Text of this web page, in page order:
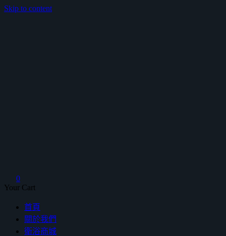
Skip to content
0
Your Cart
首頁
關於我們
衛浴商城